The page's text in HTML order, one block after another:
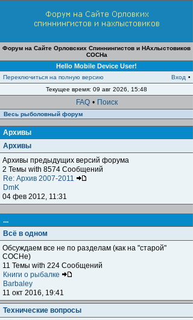
Форум на Сайте Орловских Спиннингистов и НАхлыстовиков
СОСНа
Hello Mobile Device User!
Переключиться на полную версию Вход •
Текущее время: 09 авг 2026, 15:48
FAQ • Поиск
Весь рыболовный форум
Архивы
Архивы
Архивы предыдущих версий форума
2 Темы with 8574 Сообщений
Re: Архив 2007-2011
DmK
04 фев 2012, 11:31
...
Всё в одном
Обсуждаем все не по разделам (как на "старой"
СОСНе)
11 Темы with 224 Сообщений
Книги о рыбалке
Barbaley
11 окт 2016, 19:41
Технические вопросы